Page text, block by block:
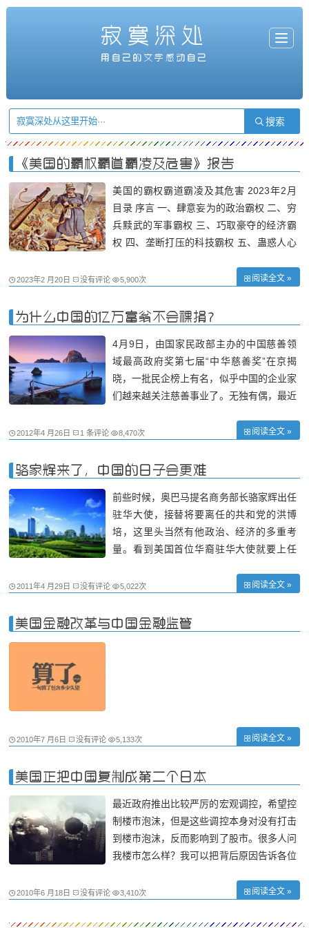
T
o
a
t
i
o
寂寞深处
用自己的文字感动自己
《美国的霸权霸道霸凌及危害》报告
美国的霸权霸道霸凌及其危害 2023年2月
目录 序言 一、肆意妄为的政治霸权 二、穷
兵黩武的军事霸权 三、巧取豪夺的经济霸
权 四、垄断打压的科技霸权 五、蛊惑人心
世界大战和冷战成为全球头号强国后，更加
维护霸权、滥用霸权，大搞颠覆
2023年2 月20日 没有评论 5,900次 阅读全文 »
为什么中国的亿万富翁不会裸捐？
4月9日，由国家民政部主办的中国慈善领
域最高政府奖第七届“中华慈善奖”在京揭
晓，一批民企榜上有名，似乎中国的企业家
们越来越关注慈善事业了。无独有偶，最近
0。什么意思呢？意思是说，退休之后的比
是一个升级版的比尔?盖茨。对此，我曾在
《财
2012年4 月26日 1 条评论 8,470次 阅读全文 »
骆家辉来了，中国的日子会更难
前些时候，奥巴马提名商务部长骆家辉出任
驻华大使，接替将要离任的共和党的洪博
培，这里头当然有他政治、经济的多重考
量。看到美国首位华裔驻华大使就要上任
真不知道他们有什么可激动的。这个华裔大
了。 骆家辉是什么人？你知道吗？什么首
位
2011年4 月29日 没有评论 5,022次 阅读全文 »
美国金融改革与中国金融监管
2010年7 月6日 没有评论 5,133次 阅读全文 »
美国正把中国复制成第二个日本
最近政府推出比较严厉的宏观调控，希望控
制楼市泡沫，但是这些调控本身对没有打击
到楼市泡沫，反而影响到了股市。很多人问
我楼市怎么样？我可以把背后原因告诉各位
市，我推出“火山理论”，也就是岩浆怎么来
势。 楼市“火山”会引爆地震
2010年6 月18日 没有评论 3,410次 阅读全文 »